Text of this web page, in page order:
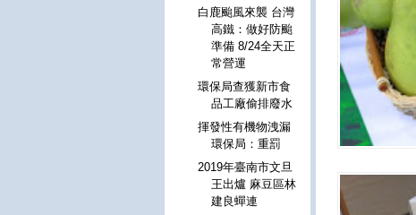
白鹿颱風來襲 台灣
高鐵：做好防颱
準備 8/24全天正
常營運
環保局查獲新市食
品工廠偷排廢水
揮發性有機物洩漏
環保局：重罰
2019年臺南市文旦
王出爐 麻豆區林
建良蟬連